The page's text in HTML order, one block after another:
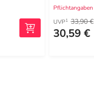
Pflichtangaben
UVP1 33,90 €
30,59 €